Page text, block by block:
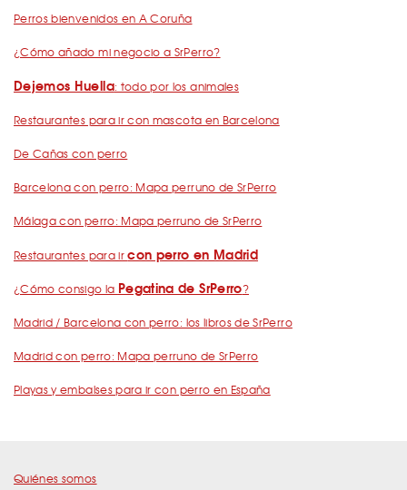
Perros bienvenidos en A Coruña
¿Cómo añado mi negocio a SrPerro?
Dejemos Huella: todo por los animales
Restaurantes para ir con mascota en Barcelona
De Cañas con perro
Barcelona con perro: Mapa perruno de SrPerro
Málaga con perro: Mapa perruno de SrPerro
Restaurantes para ircon perro en Madrid
¿Cómo consigo la Pegatina de SrPerro?
Madrid / Barcelona con perro: los libros de SrPerro
Madrid con perro: Mapa perruno de SrPerro
Playas y embalses para ir con perro en España
Quiénes somos